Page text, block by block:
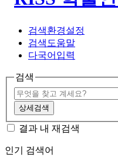
검색환경설정
검색도움말
다국어입력
검색
상세검색
결과 내 재검색
인기 검색어